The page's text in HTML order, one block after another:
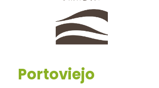
Portoviejo